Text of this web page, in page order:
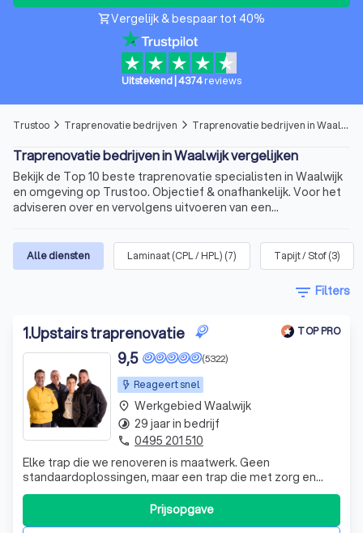
shopping_cartVergelijk & bespaar tot 40%
Uitstekend 4374reviews
Trustoo arrow_forward_ios Traprenovatie bedrijven arrow_forward_ios Traprenovatie bedrijven in Waalwijk
Traprenovatie bedrijven in Waalwijk vergelijken
Bekijk de Top 10 beste traprenovatie specialisten in Waalwijk
en omgeving op Trustoo. Objectief & onafhankelijk. Voor het
adviseren over en vervolgens uitvoeren van een
Alle diensten Laminaat (CPL / HPL) (7) Tapijt / Stof(3)
filter_list Filters
1.Upstairs traprenovatie TOP PRO
Reageert snel
(5322)
9,5
Elke trap die we renoveren is maatwerk. Geen
standaardoplossingen, maar een trap die met zorg en
precisie wordt afgewerkt tot in het kleinste detail.
Prijsopgave
place Werkgebied Waalwijk
timelapse 29 jaar in bedrijf
phone 0495 201 510